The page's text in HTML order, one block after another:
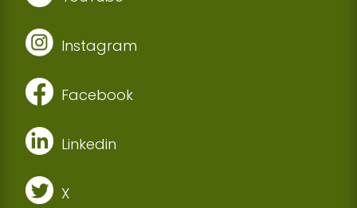
Instagram
Facebook
Linkedin
X